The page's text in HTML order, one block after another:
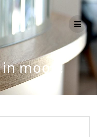
in mood!